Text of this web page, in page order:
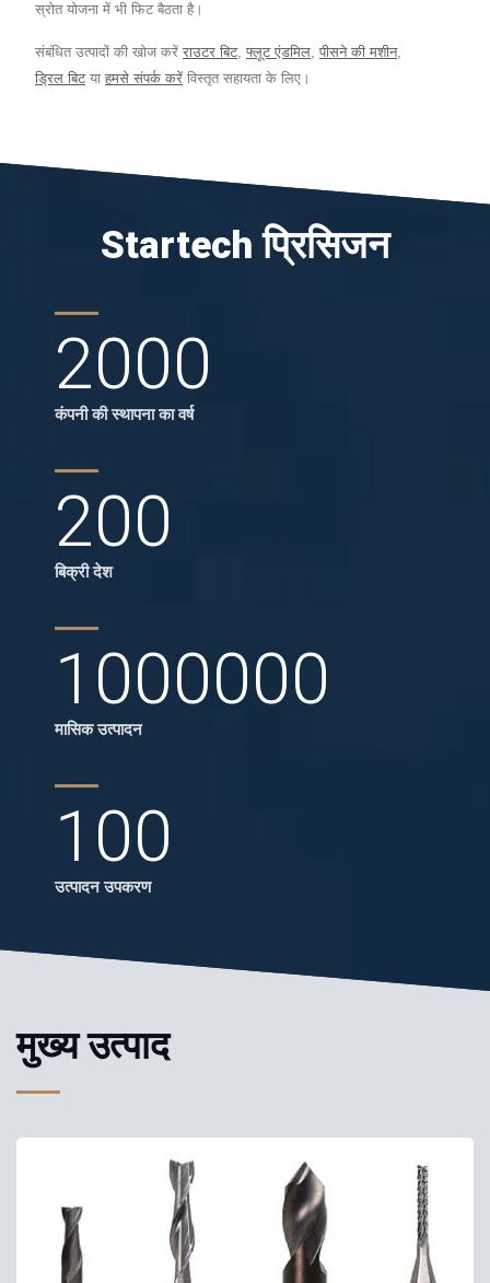
स्रोत योजना में भी फिट बैठता है।
संबंधित उत्पादों की खोज करें राउटर बिट, फ्लूट एंडमिल, पीसने की मशीन,
ड्रिल बिटया हमसे संपर्क करें विस्तृत सहायता के लिए।
Startech प्रिसिजन
2000
कंपनी की स्थापना का वर्ष
200
बिक्री देश
1000000
मासिक उत्पादन
100
उत्पादन उपकरण
मुख्य उत्पाद